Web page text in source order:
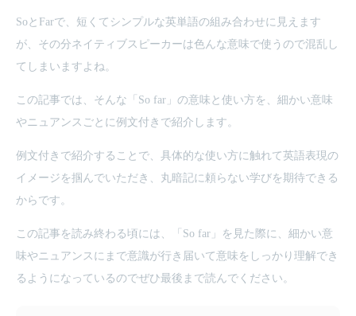
SoとFarで、短くてシンプルな英単語の組み合わせに見えます
が、その分ネイティブスピーカーは色んな意味で使うので混乱し
てしまいますよね。
この記事では、そんな「So far」の意味と使い方を、細かい意味
やニュアンスごとに例文付きで紹介します。
例文付きで紹介することで、具体的な使い方に触れて英語表現の
イメージを掴んでいただき、丸暗記に頼らない学びを期待できる
からです。
この記事を読み終わる頃には、「So far」を見た際に、細かい意
味やニュアンスにまで意識が行き届いて意味をしっかり理解でき
るようになっているのでぜひ最後まで読んでください。